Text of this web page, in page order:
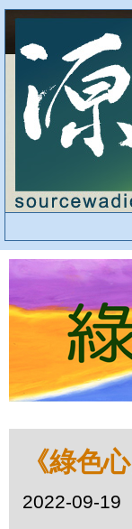
《綠色
2022-09-19